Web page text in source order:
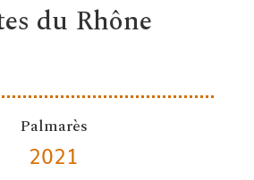
du Rhône
Palmarès
2021